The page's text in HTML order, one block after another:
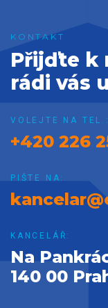
Přijďte k
rádi vás
VOLEJTE NA TEL.:
+420 226
PIŠTE NA:
KANCELÁŘ:
Na
140 00